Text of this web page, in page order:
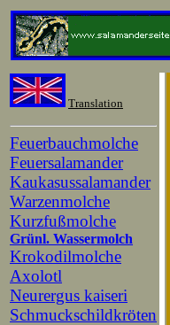
Translation
Feuerbauchmolche
Feuersalamander
Kaukasussalamander
Warzenmolche
Kurzfußmolche
Grünl. Wassermolch
Krokodilmolche
Axolotl
Neurergus kaiseri
Schmuckschildkröten